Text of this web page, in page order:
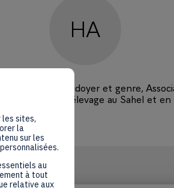
HA
Responsable plaidoyer et genre,
promotion de l'élevage au Sahel et en
sites,
la
sur les
au
à tout
relative aux